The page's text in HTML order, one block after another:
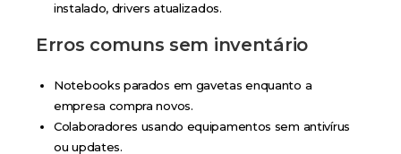
instalado, drivers atualizados.
Erros comuns sem inventário
Notebooks parados em gavetas enquanto a
empresa compra novos.
Colaboradores usando equipamentos sem antivírus
ou updates.